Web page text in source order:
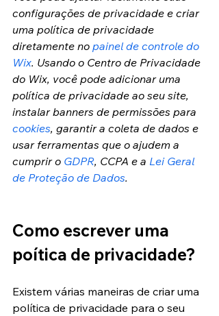
configurações de privacidade e criar
uma política de privacidade
diretamente no painel de controle do
Wix. Usando o Centro de Privacidade
do Wix, você pode adicionar uma
política de privacidade ao seu site,
instalar banners de permissões para
cookies, garantir a coleta de dados e
usar ferramentas que o ajudem a
cumprir o GDPR, CCPA e a Lei Geral
de Proteção de Dados.
Como escrever uma
poítica de privacidade?
Existem várias maneiras de criar uma
política de privacidade para o seu